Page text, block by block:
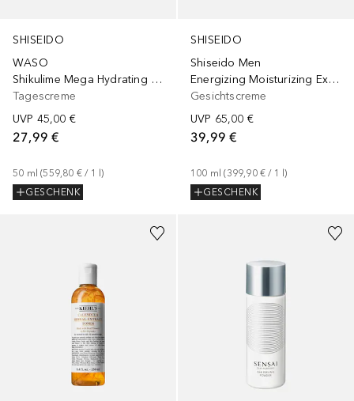
SHISEIDO
WASO
Shikulime Mega Hydrating Moisturizer
Tagescreme
UVP 45,00 €
27,99 €
50 ml (559,80 € / 1 l)
GESCHENK
SHISEIDO
Shiseido Men
Energizing Moisturizing Extra Light Fluid
Gesichtscreme
UVP 65,00 €
39,99 €
100 ml (399,90 € / 1 l)
GESCHENK
1Größe